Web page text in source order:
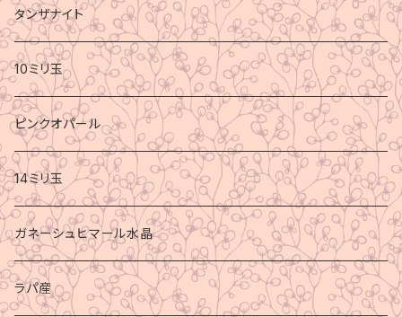
タンザナイト
10ミリ玉
ピンクオパール
14ミリ玉
ガネーシュヒマール水晶
ラパ産